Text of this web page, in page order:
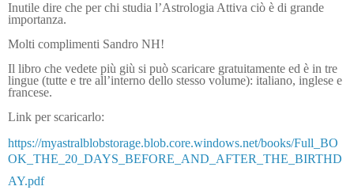
Inutile dire che per chi studia l’Astrologia Attiva ciò è di grande
importanza.
Molti complimenti Sandro NH!
Il libro che vedete più giù si può scaricare gratuitamente ed è in tre
lingue (tutte e tre all’interno dello stesso volume): italiano, inglese e
francese.
Link per scaricarlo:
https://myastralblobstorage.blob.core.windows.net/books/Full_BO
OK_THE_20_DAYS_BEFORE_AND_AFTER_THE_BIRTHD
AY.pdf